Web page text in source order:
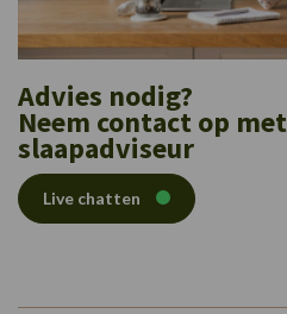
Advies nodig?
Neem contact op
slaapadviseur
Live chatten